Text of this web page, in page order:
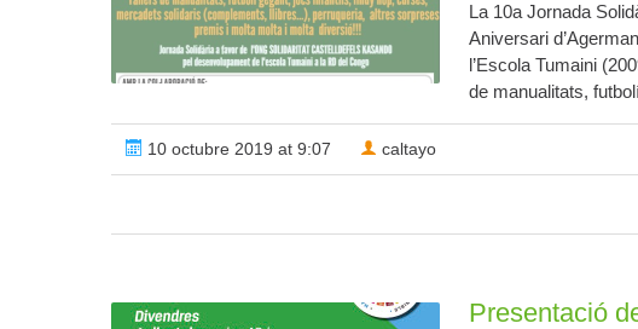
La 10a Jornada
Aniversari
l’Escola Tumaini
de manualitats,
10 octubre 2019 at 9:07 caltayo
Presentació